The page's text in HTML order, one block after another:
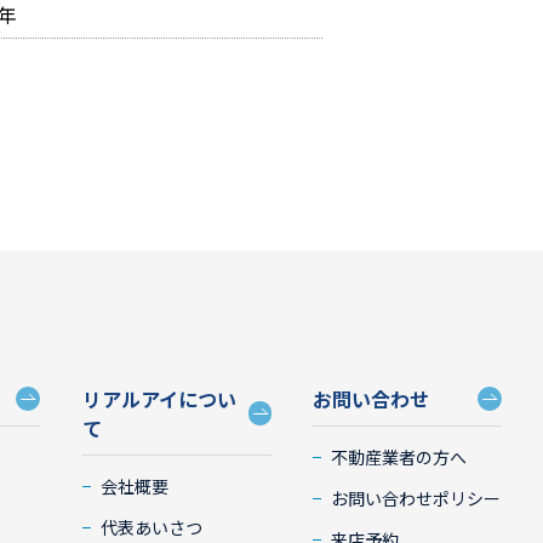
リアルアイについ
て
会社概要
代表あいさつ
お問い合わせ
不動産業者の方へ
お問い合わせポリシー